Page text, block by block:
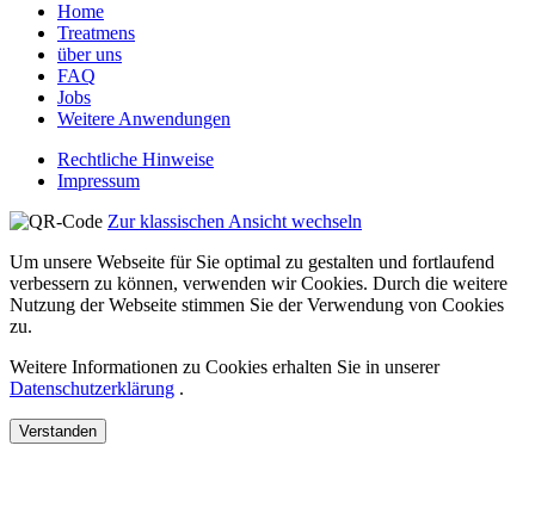
Home
Treatmens
über uns
FAQ
Jobs
Weitere Anwendungen
Rechtliche Hinweise
Impressum
Zur klassischen Ansicht wechseln
Um unsere Webseite für Sie optimal zu gestalten und fortlaufend
verbessern zu können, verwenden wir Cookies. Durch die weitere
Nutzung der Webseite stimmen Sie der Verwendung von Cookies
zu.
Weitere Informationen zu Cookies erhalten Sie in unserer
Datenschutzerklärung .
Verstanden